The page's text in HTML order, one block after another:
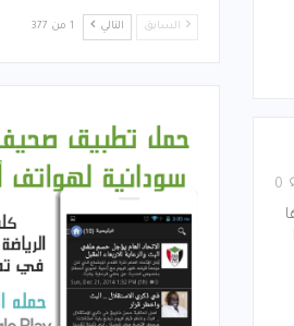
السابق التالي 1 من 377